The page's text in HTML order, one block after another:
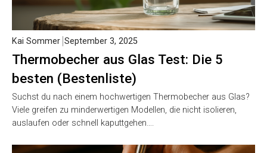
Thermobecher aus Glas Test: Die 5
besten (Bestenliste)
Kai Sommer September 3, 2025
Suchst du nach einem hochwertigen Thermobecher aus Glas?
Viele greifen zu minderwertigen Modellen, die nicht isolieren,
auslaufen oder schnell kaputtgehen….